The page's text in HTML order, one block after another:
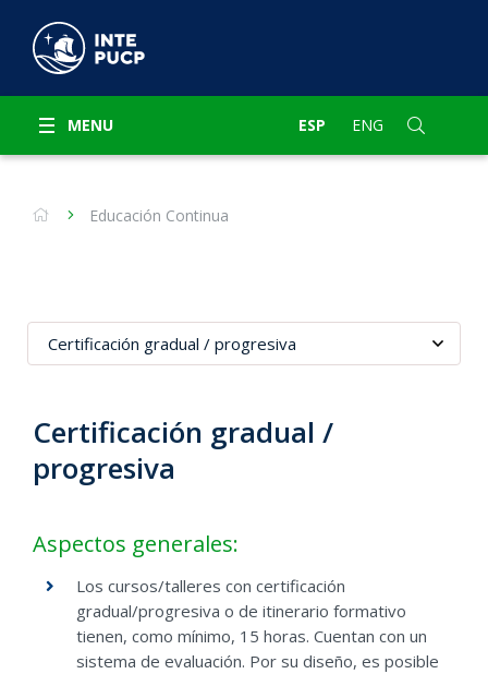
MENU ESP ENG
Educación Continua
Certificación gradual /
progresiva
Aspectos generales:
Los cursos/talleres con certificación
gradual/progresiva o de itinerario formativo
tienen, como mínimo, 15 horas. Cuentan con un
sistema de evaluación. Por su diseño, es posible